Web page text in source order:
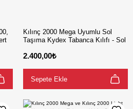
Kılınç 2000 Mega Uyumlu Sol
Taşıma Kydex Tabanca Kılıfı - Sol
2.400,00₺
Sepete Ekle